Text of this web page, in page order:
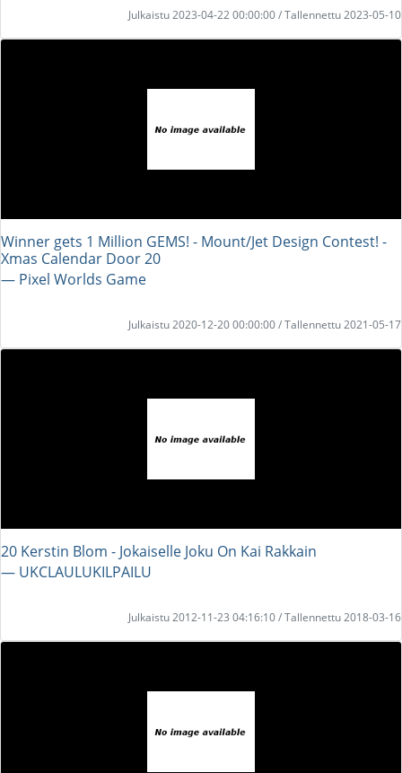
Julkaistu 2023-04-22 00:00:00 / Tallennettu 2023-05-10
Winner gets 1 Million GEMS! - Mount/Jet Design Contest! -
Xmas Calendar Door 20
― Pixel Worlds Game
Julkaistu 2020-12-20 00:00:00 / Tallennettu 2021-05-17
20 Kerstin Blom - Jokaiselle Joku On Kai Rakkain
― UKCLAULUKILPAILU
Julkaistu 2012-11-23 04:16:10 / Tallennettu 2018-03-16